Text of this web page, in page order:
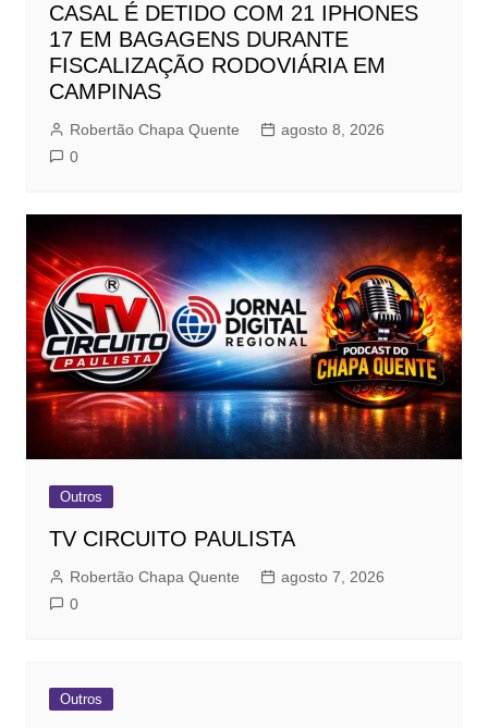
CASAL É DETIDO COM 21 IPHONES
17 EM BAGAGENS DURANTE
FISCALIZAÇÃO RODOVIÁRIA EM
CAMPINAS
Robertão Chapa Quente
agosto 8, 2026
0
Outros
TV CIRCUITO PAULISTA
Robertão Chapa Quente
agosto 7, 2026
0
Outros